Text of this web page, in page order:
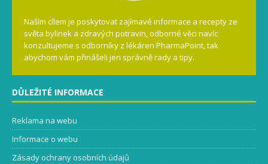
Naším cílem je poskytovat zajímavé informace a recepty ze
světa bylinek a zdravých potravin, odborné věci navíc
konzultujeme s odborníky z lékáren PharmaPoint, tak
abychom vám přinášeli jen správně rady a tipy.
DŮLEŽITÉ INFORMACE
Reklama na webu
Informace o webu
Zásady ochrany osobních údajů